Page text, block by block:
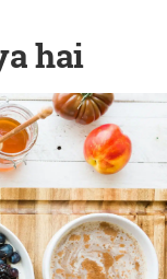
hai